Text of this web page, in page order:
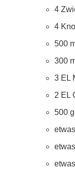
4
4
500
300
3 EL
2 EL
500